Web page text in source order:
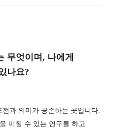
무엇이며, 나에게
나요?
과 의미가 공존하는 곳입니다.
미칠 수 있는 연구를 하고